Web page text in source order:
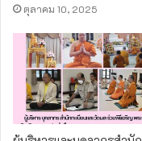
ตุลาคม 10, 2025